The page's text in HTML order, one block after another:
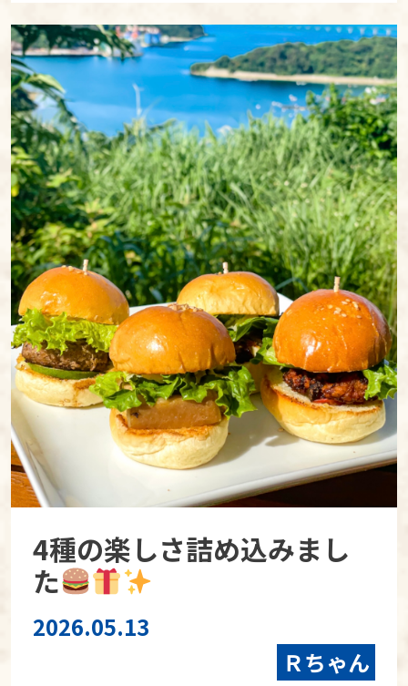
4種の楽しさ詰め込みまし
た
2026.05.13
Ｒちゃん